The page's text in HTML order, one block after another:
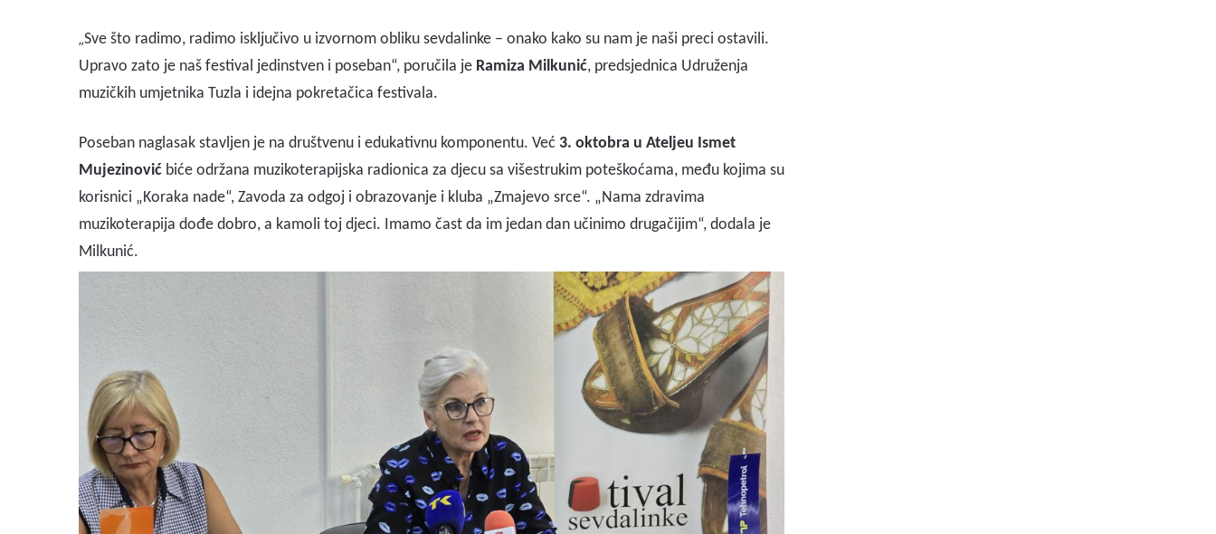
„Sve što radimo, radimo isključivo u izvornom obliku sevdalinke – onako kako su nam je naši preci ostavili.
Upravo zato je naš festival jedinstven i poseban“, poručila je Ramiza Milkunić, predsjednica Udruženja
muzičkih umjetnika Tuzla i idejna pokretačica festivala.
Poseban naglasak stavljen je na društvenu i edukativnu komponentu. Već 3. oktobra u Ateljeu Ismet
Mujezinović biće održana muzikoterapijska radionica za djecu sa višestrukim poteškoćama, među kojima su
korisnici „Koraka nade“, Zavoda za odgoj i obrazovanje i kluba „Zmajevo srce“. „Nama zdravima
muzikoterapija dođe dobro, a kamoli toj djeci. Imamo čast da im jedan dan učinimo drugačijim“, dodala je
Milkunić.